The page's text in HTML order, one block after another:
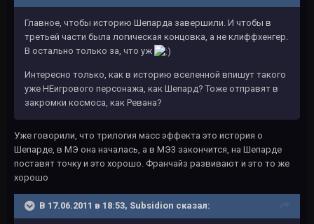
Главное, чтобы историю Шепарда завершили. И чтобы в
третьей части была логическая концовка, а не клиффхенгер.
В остально только за, что уж
Интересно только, как в историю вселенной впишут такого
уже НЕигрового персонажа, как Шепард? Тоже отправят в
закромки космоса, как Ревана?
Уже говорили, что трилогия масс эффекта это история о
Шепарде, в МЭ она началась, а в МЭ3 закончится, на Шепарде
поставят точку и это хорошо. Франчайз развивают и это то же
хорошо
В 17.06.2011 в 18:53, Subsidion сказал: